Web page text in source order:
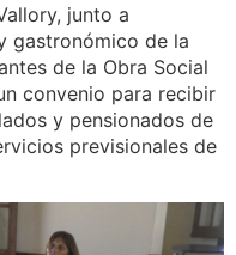
junto a
gastronómico de la
de la Obra Social
convenio para recibir
y pensionados de
previsionales de